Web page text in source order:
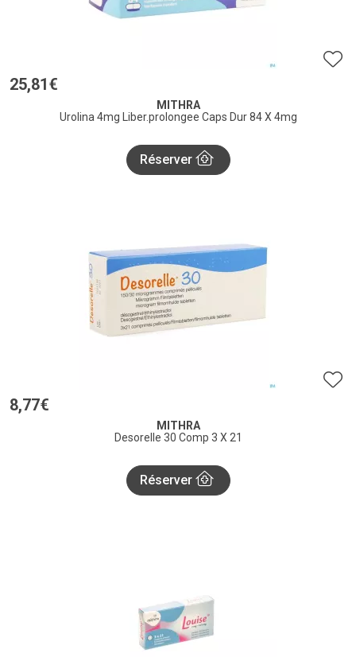
25,81 €
MITHRA
Urolina 4mg Liber.prolongee Caps Dur 84 X 4mg
Réserver
8,77€
MITHRA
Desorelle 30 Comp 3 X 21
Réserver